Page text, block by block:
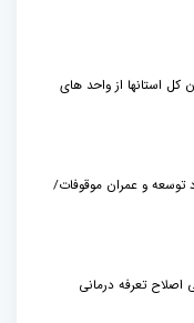
کل استانها از واحد های
توسعه و عمران موقوفات/
تعرفه درمانی